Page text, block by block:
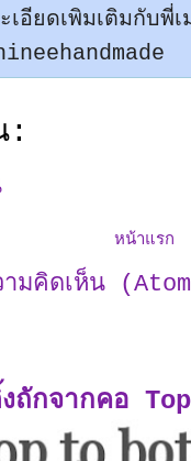
เอียดเพิมเติมกับ
:
หน้าแรก
ามคิดเห็น
ถักจากคอ